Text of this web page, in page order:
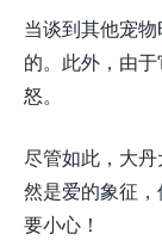
当谈到其他宠
的。此外，由
怒。
尽管如此，大
然是爱的象征
要小心！